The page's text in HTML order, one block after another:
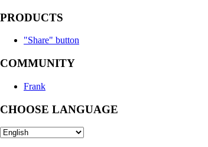
PRODUCTS
"Share" button
COMMUNITY
Frank
CHOOSE LANGUAGE